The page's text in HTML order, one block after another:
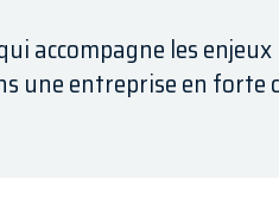
accompagne les enjeux
une entreprise en forte